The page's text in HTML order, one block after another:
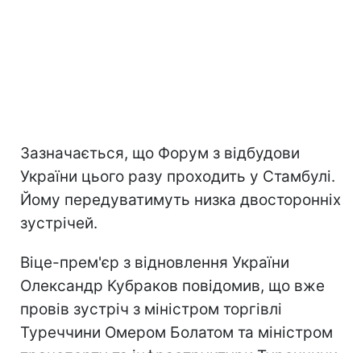
Зазначається, що Форум з відбудови
України цього разу проходить у Стамбулі.
Йому передуватимуть низка двосторонніх
зустрічей.
Віце-прем'єр з відновлення України
Олександр Кубраков повідомив, що вже
провів зустріч з міністром торгівлі
Туреччини Омером Болатом та міністром